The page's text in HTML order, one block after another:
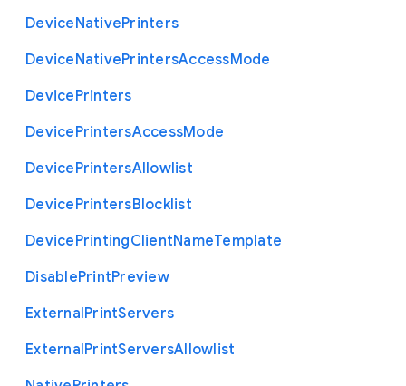
DeviceNativePrinters
DeviceNativePrintersAccessMode
DevicePrinters
DevicePrintersAccessMode
DevicePrintersAllowlist
DevicePrintersBlocklist
DevicePrintingClientNameTemplate
DisablePrintPreview
ExternalPrintServers
ExternalPrintServersAllowlist